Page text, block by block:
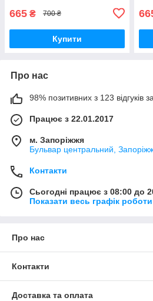
665 ₴ 700 ₴
Купити
Про нас
98% позитивних з 123 відгуків
Працює з 22.01.2017
м. Запоріжжя
Бульвар центральний,
Контакти
Сьогодні працює з 08:00 до
Показати весь графік роботи
Про нас
Контакти
Доставка та оплата